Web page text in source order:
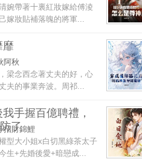
婉帶著十裏紅妝嫁給傅淩
嫁妝貼補落魄的將軍...
靡
阿秋
梁念西念著丈夫的好，心
夫的事業奔波。周祁...
手握百億聘禮，
了
招財錦鯉
權型大小姐x白切黑綠茶太子
生+先婚後愛+暗戀成...